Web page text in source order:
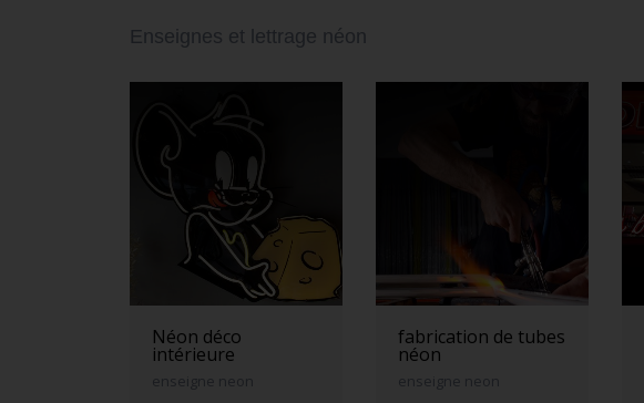
Enseignes et lettrage néon
Néon déco
intérieure
enseigne neon
fabrication de tubes
néon
enseigne neon